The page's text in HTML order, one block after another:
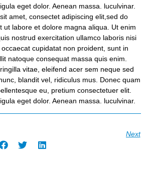
eget dolor. Aenean massa. luculvinar.
amet, consectet adipiscing elit,sed do
ut labore et dolore magna aliqua. Ut enim
nostrud exercitation ullamco laboris nisi
cupidatat non proident, sunt in
natoque consequat massa quis enim.
vitae, eleifend acer sem neque sed
blandit vel, ridiculus mus. Donec quam
eu, pretium consectetuer elit.
eget dolor. Aenean massa. luculvinar.
Next